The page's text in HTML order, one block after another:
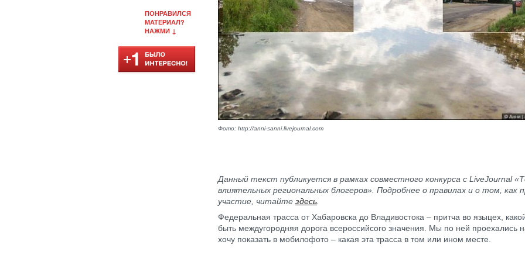
ПОНРАВИЛСЯ
МАТЕРИАЛ?
НАЖМИ ↓
Фото: http://anni-sanni.livejournal.com
Данный текст публикуется в рамках совместного конкурса с LiveJournal
влиятельных региональных блогеров». Подробнее о правилах и о том, как
участие, читайте здесь
Федеральная трасса от Хабаровска до Владивостока – притча во языцех,
быть междугородняя дорога всероссийсого значения. Мы по ней проехались
хочу показать в мобилофото – какая эта трасса в том или ином месте.